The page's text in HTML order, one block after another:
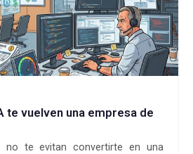
te vuelven una empresa de
no te evitan convertirte en una